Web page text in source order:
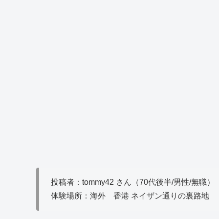
投稿者：tommy42 さん（70代後半/男性/無職）
体験場所：海外 香港 ネイザン通りの裏路地